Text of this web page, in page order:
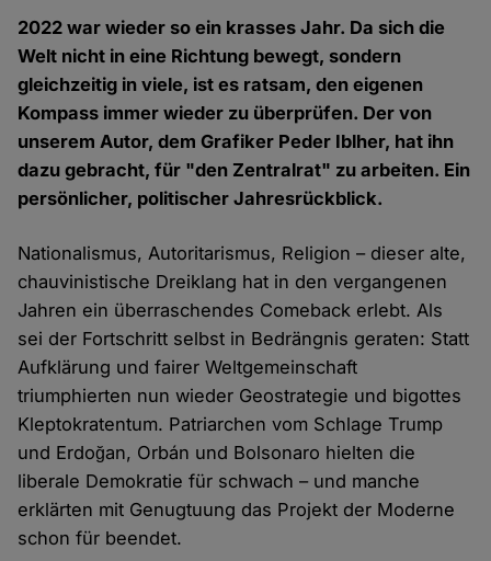
2022 war wieder so ein krasses Jahr. Da sich die
Welt nicht in eine Richtung bewegt, sondern
gleichzeitig in viele, ist es ratsam, den eigenen
Kompass immer wieder zu überprüfen. Der von
unserem Autor, dem Grafiker Peder Iblher, hat ihn
dazu gebracht, für "den Zentralrat" zu arbeiten. Ein
persönlicher, politischer Jahresrückblick.
Nationalismus, Autoritarismus, Religion – dieser alte,
chauvinistische Dreiklang hat in den vergangenen
Jahren ein überraschendes Comeback erlebt. Als
sei der Fortschritt selbst in Bedrängnis geraten: Statt
Aufklärung und fairer Weltgemeinschaft
triumphierten nun wieder Geostrategie und bigottes
Kleptokratentum. Patriarchen vom Schlage Trump
und Erdoğan, Orbán und Bolsonaro hielten die
liberale Demokratie für schwach – und manche
erklärten mit Genugtuung das Projekt der Moderne
schon für beendet.